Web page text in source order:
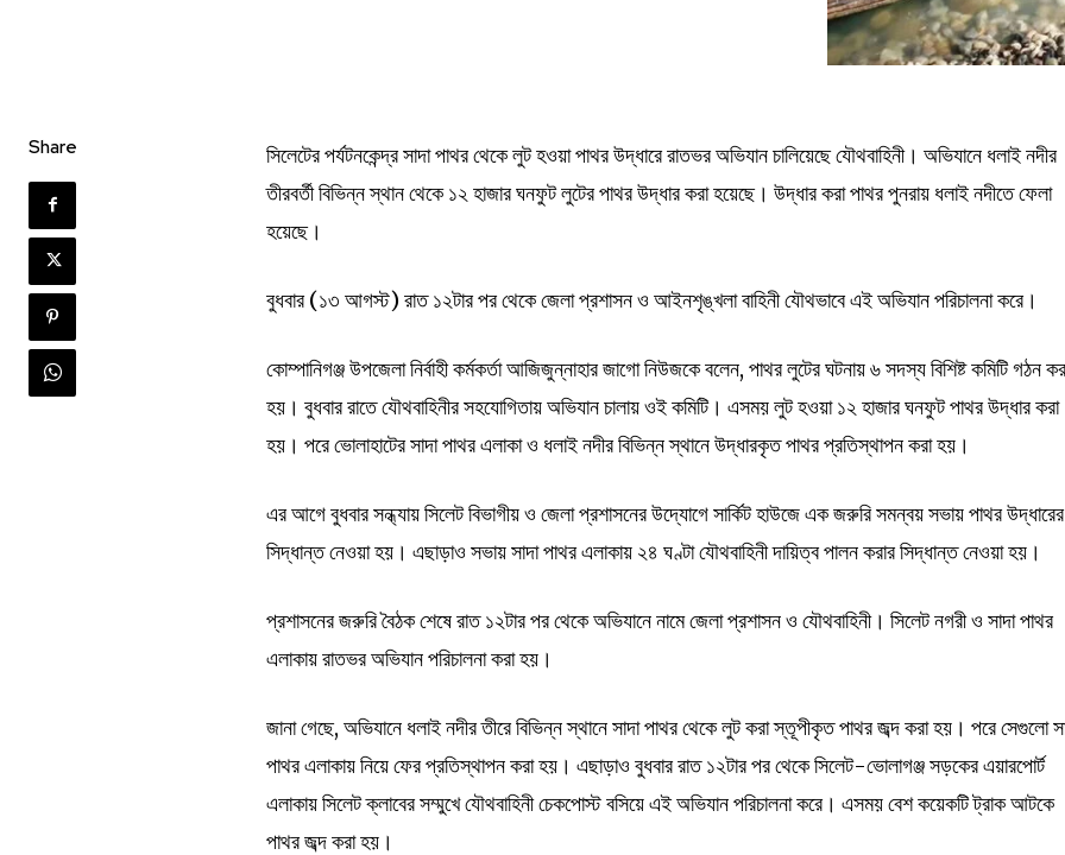
Share
সিলেটের পর্যটনকেন্দ্র সাদা পাথর থেকে লুট হওয়া পাথর উদ্ধারে রাতভর অভিযান চালিয়েছে যৌথবাহিনী। অভিযানে ধলাই নদীর
তীরবর্তী বিভিন্ন স্থান থেকে ১২ হাজার ঘনফুট লুটের পাথর উদ্ধার করা হয়েছে। উদ্ধার করা পাথর পুনরায় ধলাই নদীতে ফেলা
হয়েছে।
বুধবার (১৩ আগস্ট) রাত ১২টার পর থেকে জেলা প্রশাসন ও আইনশৃঙ্খলা বাহিনী যৌথভাবে এই অভিযান পরিচালনা করে।
কোম্পানিগঞ্জ উপজেলা নির্বাহী কর্মকর্তা আজিজুন্নাহার জাগো নিউজকে বলেন, পাথর লুটের ঘটনায় ৬ সদস্য বিশিষ্ট কমিটি গঠন
হয়। বুধবার রাতে যৌথবাহিনীর সহযোগিতায় অভিযান চালায় ওই কমিটি। এসময় লুট হওয়া ১২ হাজার ঘনফুট পাথর উদ্ধার করা
হয়। পরে ভোলাহাটের সাদা পাথর এলাকা ও ধলাই নদীর বিভিন্ন স্থানে উদ্ধারকৃত পাথর প্রতিস্থাপন করা হয়।
এর আগে বুধবার সন্ধ্যায় সিলেট বিভাগীয় ও জেলা প্রশাসনের উদ্যোগে সার্কিট হাউজে এক জরুরি সমন্বয় সভায় পাথর উদ্ধারের
সিদ্ধান্ত নেওয়া হয়। এছাড়াও সভায় সাদা পাথর এলাকায় ২৪ ঘণ্টা যৌথবাহিনী দায়িত্ব পালন করার সিদ্ধান্ত নেওয়া হয়।
প্রশাসনের জরুরি বৈঠক শেষে রাত ১২টার পর থেকে অভিযানে নামে জেলা প্রশাসন ও যৌথবাহিনী। সিলেট নগরী ও সাদা পাথর
এলাকায় রাতভর অভিযান পরিচালনা করা হয়।
জানা গেছে, অভিযানে ধলাই নদীর তীরে বিভিন্ন স্থানে সাদা পাথর থেকে লুট করা স্তূপীকৃত পাথর জব্দ করা হয়। পরে সেগুলো
পাথর এলাকায় নিয়ে ফের প্রতিস্থাপন করা হয়। এছাড়াও বুধবার রাত ১২টার পর থেকে সিলেট-ভোলাগঞ্জ সড়কের এয়ারপোর্ট
এলাকায় সিলেট ক্লাবের সম্মুখে যৌথবাহিনী চেকপোস্ট বসিয়ে এই অভিযান পরিচালনা করে। এসময় বেশ কয়েকটি ট্রাক আটকে
পাথর জব্দ করা হয়।